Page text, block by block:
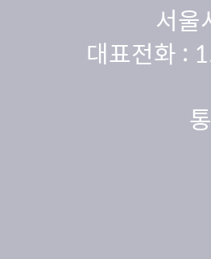
서울
대표전화 :